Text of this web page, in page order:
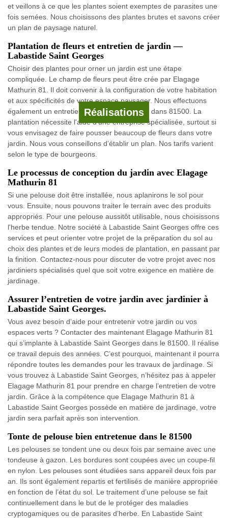
Réalisations
et veillons à ce que les plantes soient exemptes de parasites une
fois semées. Nous choisissons des plantes brutes et savons créer
un plan de paysage naturel.
Plantation de fleurs et entretien de jardin —
Labastide Saint Georges
Choisir des plantes pour orner un jardin est une étape
compliquée. Le champ de fleurs peut être crée par Elagage
Mathurin 81. Il doit convenir à la configuration de votre habitation
et aux spécificités de votre espace paysager. Nous effectuons
également un entretien de massif des fleurs dans 81500. La
plantation nécessite l'aide d'une entreprise spécialisée, surtout si
vous envisagez de faire pousser beaucoup de fleurs dans votre
jardin. Nous vous conseillons d’établir un plan. Nos tarifs varient
selon le type de bourgeons.
Le processus de conception du jardin avec Elagage
Mathurin 81
Si une pelouse doit être installée, nous aplanirons le sol pour
vous. Ensuite, nous pouvons traiter le terrain avec des produits
appropriés. Pour une pelouse aussitôt utilisable, nous choisissons
l'herbe tendue. Notre société à Labastide Saint Georges offre ces
services et peut orienter votre projet de la préparation du sol au
choix des plantes et de leurs modes de plantation, en passant par
la finition. Contactez-nous pour discuter de votre projet avec nos
jardiniers spécialisés quel que soit votre exigence en matière de
jardinage.
Assurer l’entretien de votre jardin avec jardinier à
Labastide Saint Georges.
Vous avez besoin d’aide pour entretenir votre jardin ou vos
espaces verts ? Contacter des maintenant Elagage Mathurin 81
qui s’implante à Labastide Saint Georges dans le 81500. Il réalise
ce travail depuis des années. C’est pourquoi, maintenant il pourra
répondre toutes les demandes pour les travaux de jardinage. Si
vous trouvez à Labastide Saint Georges, n’hésitez pas à appeler
Elagage Mathurin 81 pour prendre en charge l’entretien de votre
jardin. Grâce à la compétence que Elagage Mathurin 81 à
Labastide Saint Georges possède en matière de jardinage, votre
jardin sera parfait après son intervention.
Tonte de pelouse bien entretenue dans le 81500
Les pelouses se tondent une ou deux fois par semaine avec une
tondeuse à gazon. Les bordures sont coupées avec un coupe-fil
en nylon. Les pelouses sont étudiées sans appareil deux fois par
an. Ils sont également repartis et fertilisés de manière appropriée
en fonction de l’état du sol. Le traitement d’une pelouse se fait
continuellement dans le but de le protéger des maladies
cryptogamiques ou de parasites d’herbe. En Labastide Saint